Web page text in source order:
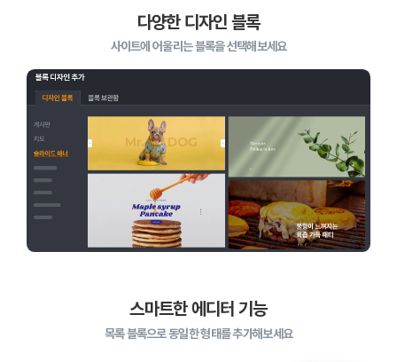
다양한 디자인 블록
사이트에 어울리는 블록을 선택해보세요
스마트한 에디터 기능
목록 블록으로 동일한 형태를 추가해보세요